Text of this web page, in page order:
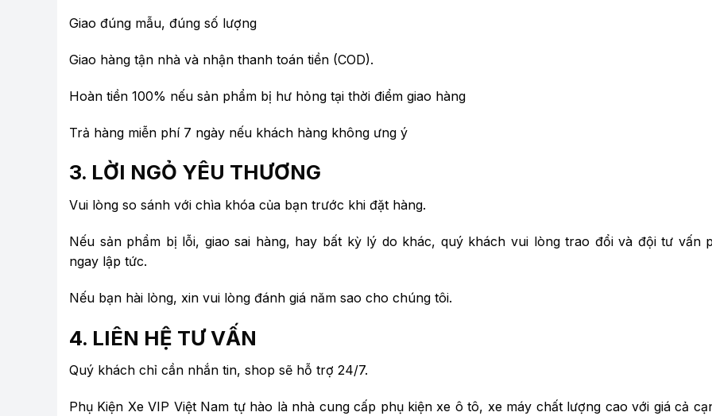
Giao đúng mẫu, đúng số lượng
Giao hàng tận nhà và nhận thanh toán tiền (COD).
Hoàn tiền 100% nếu sản phẩm bị hư hỏng tại thời điểm giao hàng
Trả hàng miễn phí 7 ngày nếu khách hàng không ưng ý
3. LỜI NGỎ YÊU THƯƠNG
Vui lòng so sánh với chìa khóa của bạn trước khi đặt hàng.
Nếu sản phẩm bị lỗi, giao sai hàng, hay bất kỳ lý do khác, quý khách vui lòng trao đổi và đội tư vấn
ngay lập tức.
Nếu bạn hài lòng, xin vui lòng đánh giá năm sao cho chúng tôi.
4. LIÊN HỆ TƯ VẤN
Quý khách chỉ cần nhắn tin, shop sẽ hỗ trợ 24/7.
Phụ Kiện Xe VIP Việt Nam tự hào là nhà cung cấp phụ kiện xe ô tô, xe máy chất lượng cao với giá cả